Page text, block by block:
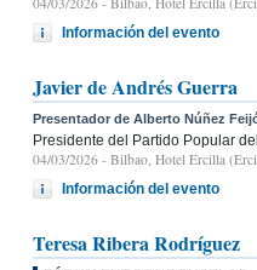
Información del evento
Javier de Andrés Guerra
Presentador de Alberto Núñez
Presidente del Partido Popular
04/03/2026 - Bilbao, Hotel Ercilla
Información del evento
Teresa Ribera Rodríguez